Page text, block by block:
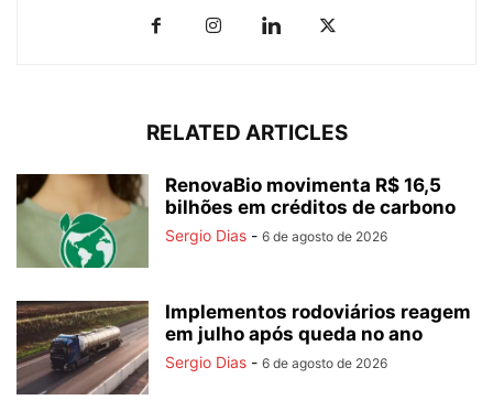
RELATED ARTICLES
RenovaBio movimenta R$ 16,5
bilhões em créditos de carbono
Sergio Dias - 6 de agosto de 2026
Implementos rodoviários reagem
em julho após queda no ano
Sergio Dias - 6 de agosto de 2026